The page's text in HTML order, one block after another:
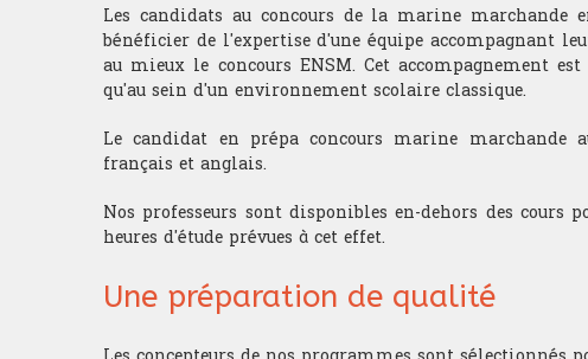
Les candidats au concours de la marine marchande
bénéficier de l'expertise d'une équipe accompagnant
au mieux le concours ENSM. Cet accompagnement
qu'au sein d'un environnement scolaire classique.
Le candidat en prépa concours marine marchande
français et anglais.
Nos professeurs sont disponibles en-dehors des cours
heures d'étude prévues à cet effet.
Une préparation de qualité